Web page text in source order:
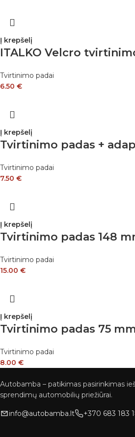
Į krepšelį
ITALKO Velcro
Tvirtinimo padai
6.50 €
Į krepšelį
Tvirtinimo padas +
Tvirtinimo padai
7.50 €
Į krepšelį
Tvirtinimo padas 148
Tvirtinimo padai
15.00 €
Į krepšelį
Tvirtinimo padas 75
Tvirtinimo padai
8.00 €
Autobamba – patikimas pasirinkimas
sprendimų automobilių priežiūrai.
info@autobamba.lt +370 683 183